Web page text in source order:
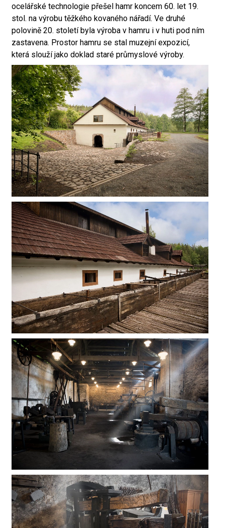
ocelářské technologie přešel hamr koncem 60. let 19.
stol. na výrobu těžkého kovaného nářadí. Ve druhé
polovině 20. století byla výroba v hamru i v huti pod ním
zastavena. Prostor hamru se stal muzejní expozicí,
která slouží jako doklad staré průmyslové výroby.